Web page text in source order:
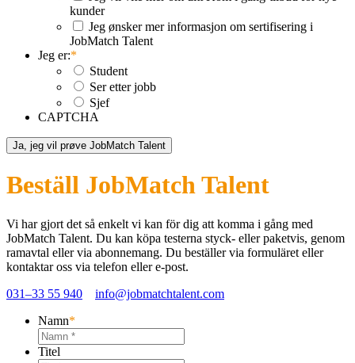
kunder
Jeg ønsker mer informasjon om sertifisering i
JobMatch Talent
Jeg er:*
Student
Ser etter jobb
Sjef
CAPTCHA
Beställ JobMatch Talent
Vi har gjort det så enkelt vi kan för dig att komma i gång med
JobMatch Talent. Du kan köpa testerna styck- eller paketvis, genom
ramavtal eller via abonnemang. Du beställer via formuläret eller
kontaktar oss via telefon eller e-post.
031–33 55 940
info@jobmatchtalent.com
Namn*
Titel